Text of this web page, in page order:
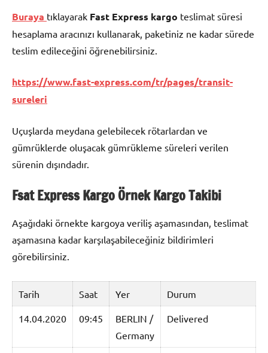
Buraya tıklayarak Fast Express kargo teslimat süresi
hesaplama aracınızı kullanarak, paketiniz ne kadar sürede
teslim edileceğini öğrenebilirsiniz.
https://www.fast-express.com/tr/pages/transit-
sureleri
Uçuşlarda meydana gelebilecek rötarlardan ve
gümrüklerde oluşacak gümrükleme süreleri verilen
sürenin dışındadır.
Fsat Express Kargo Örnek Kargo Takibi
Aşağıdaki örnekte kargoya veriliş aşamasından, teslimat
aşamasına kadar karşılaşabileceğiniz bildirimleri
görebilirsiniz.
Tarih Saat Yer Durum
14.04.2020 09:45
BERLIN /
Germany
Delivered